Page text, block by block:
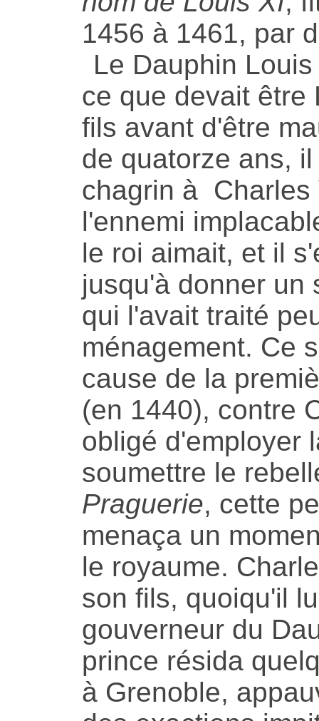
1456 à 1461, par
Le Dauphin
ce que devait être
fils avant d'être
de quatorze ans,
chagrin à Charles
l'ennemi
le roi aimait, et il
jusqu'à donner un
qui l'avait traité
ménagement. Ce
cause de la
(en 1440), contre
obligé d'employer
soumettre le
Praguerie, cette
menaça un
le royaume.
son fils, quoiqu'il
gouverneur du
prince résida
à Grenoble,